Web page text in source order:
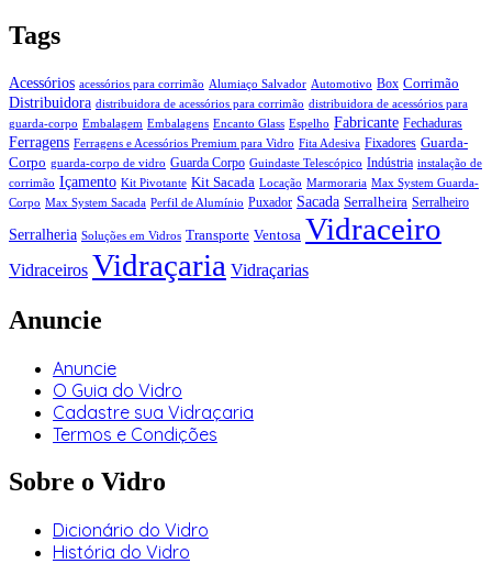
Tags
Acessórios acessórios para corrimão Alumiaço Salvador Automotivo Box Corrimão
Distribuidora distribuidora de acessórios para corrimão distribuidora de acessórios para
guarda-corpo Embalagem Embalagens Encanto Glass Espelho Fabricante Fechaduras
Ferragens Ferragens e Acessórios Premium para Vidro Fita Adesiva Fixadores Guarda-
Corpo guarda-corpo de vidro Guarda Corpo Guindaste Telescópico Indústria instalação de
corrimão Içamento Kit Pivotante Kit Sacada Locação Marmoraria Max System Guarda-
Corpo Max System Sacada Perfil de Alumínio Puxador Sacada Serralheira Serralheiro
Serralheria Soluções em Vidros Transporte Ventosa Vidraceiro
Vidraceiros Vidraçaria Vidraçarias
Anuncie
Anuncie
O Guia do Vidro
Cadastre sua Vidraçaria
Termos e Condições
Sobre o Vidro
Dicionário do Vidro
História do Vidro